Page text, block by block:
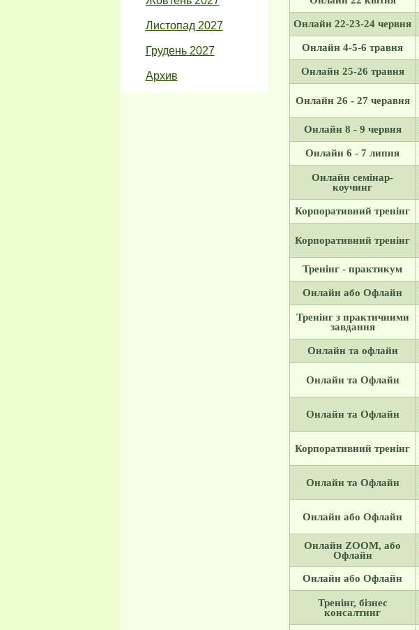
Листопад 2027
Грудень 2027
Архив
Онлайн 22-23-24 червня
Онлайн 4-5-6 травня
Онлайн 25-26 травня
Онлайн 26 - 27 черавня
Онлайн 8 - 9 червня
Онлайн 6 - 7 липня
Онлайн семінар-
коучинг
Корпоративний тренінг
Корпоративний тренінг
Тренінг - практикум
Онлайн або Офлайн
Тренінг з практичними
завдання
Онлайн та офлайн
Онлайн та Офлайн
Онлайн та Офлайн
Корпоративний тренінг
Онлайн та Офлайн
Онлайн або Офлайн
Онлайн ZOOM, або
Офлайн
Онлайн або Офлайн
Тренінг, бізнес
консалтинг